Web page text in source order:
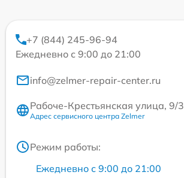
+7 (844) 245-96-94
Ежедневно с 9:00 до 21:00
info@zelmer-repair-center.ru
Рабоче-Крестьянская улица, 9/3
Адрес сервисного центра Zelmer
Режим работы:
Ежедневно с 9:00 до 21:00